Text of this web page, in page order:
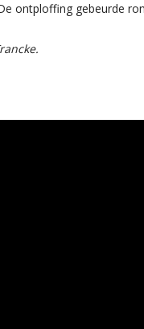
ontploffing gebeurde